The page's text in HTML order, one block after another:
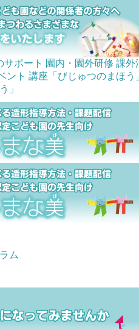
サポート 園内・園外研修 課外
ント 講座「びじゅつのまほう
」
ム